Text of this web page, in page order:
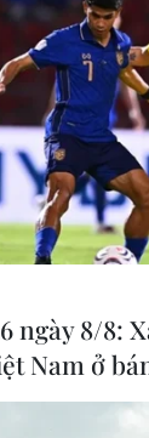
Hưng tiếp
từ biệt kết
Trần Thanh
Tan Yang
ngày 8/8:
Nam ở